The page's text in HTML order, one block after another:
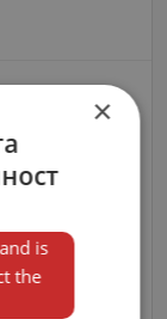
×
is
the